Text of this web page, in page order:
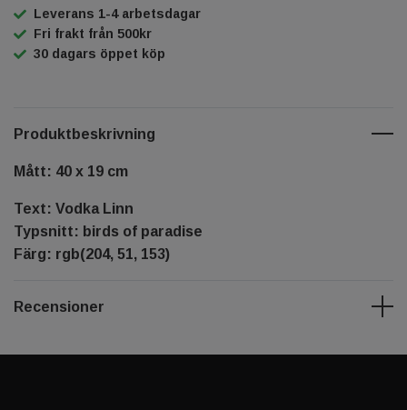
Leverans 1-4 arbetsdagar
Fri frakt från 500kr
30 dagars öppet köp
Produktbeskrivning
Mått: 40 x 19 cm
Text: Vodka Linn
Typsnitt: birds of paradise
Färg: rgb(204, 51, 153)
Recensioner